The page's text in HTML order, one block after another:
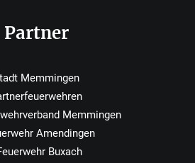
Partner
Memmingen
Memmingen
Amendingen
Buxach